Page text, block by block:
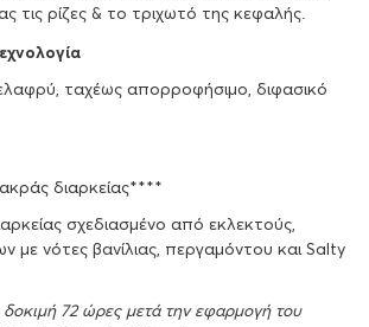
τις ρίζες & το τριχωτό της κεφαλής.
ταχέως απορροφήσιμο, διφασικό
διαρκείας****
σχεδιασμένο από εκλεκτούς,
με νότες βανίλιας, περγαμόντου και Salty
72 ώρες μετά την εφαρμογή του